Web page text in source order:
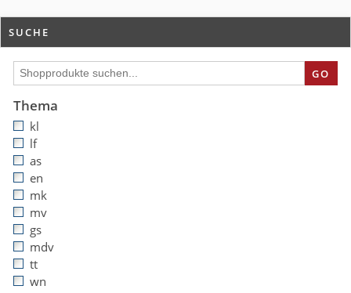
SUCHE
GO
Thema
kl
lf
as
en
mk
mv
gs
mdv
tt
wn